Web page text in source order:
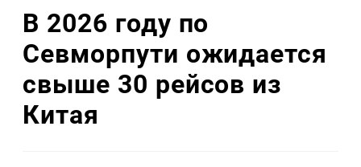
В 2026 году по
Севморпути ожидается
свыше 30 рейсов из
Китая